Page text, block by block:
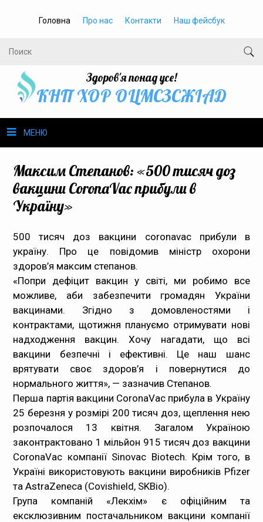
Головна Про нас Контакти Наш фейсбук
Здоров'я понад усе!
КНП ХОР ОЦМСЗСЖIАД
МЕНЮ
Громадське здоров’я
Громадянам
Медпрацівникам
Статистика
Документи
Контакти
Карта сайта
Максим Степанов: «500 тисяч доз
вакцини CoronaVac прибули в
Україну»
500 тисяч доз вакцини coronavac прибули в
україну. Про це повідомив міністр охорони
здоров’я максим степанов.
«Попри дефіцит вакцин у світі, ми робимо все
можливе, аби забезпечити громадян України
вакцинами. Згідно з домовленостями і
контрактами, щотижня плануємо отримувати нові
надходження вакцин. Хочу нагадати, що всі
вакцини безпечні і ефективні. Це наш шанс
врятувати своє здоров’я і повернутися до
нормального життя», — зазначив Степанов.
Перша партія вакцини CoronaVac прибула в Україну
25 березня у розмірі 200 тиcяч доз, щеплення нею
розпочалося 13 квітня. Загалом Україною
законтрактовано 1 мільйон 915 тисяч доз вакцини
CoronaVac компанії Sinovac Biotech. Крім того, в
Україні використовують вакцини виробників Pfizer
та AstraZeneca (Covishield, SKBio).
Група компаній «Лекхім» є офіційним та
ексклюзивним постачальником вакцини компанії